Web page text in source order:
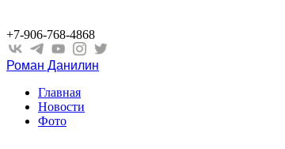
+7-906-768-4868
Роман Данилин
Главная
Новости
Фото